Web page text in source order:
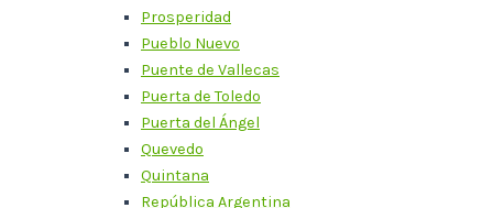
Prosperidad
Pueblo Nuevo
Puente de Vallecas
Puerta de Toledo
Puerta del Ángel
Quevedo
Quintana
República Argentina